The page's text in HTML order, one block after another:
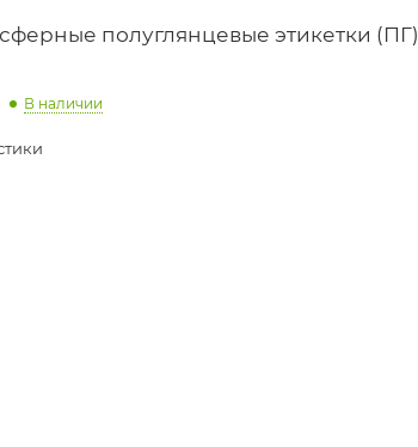
полуглянцевые этикетки (ПГ)
В наличии